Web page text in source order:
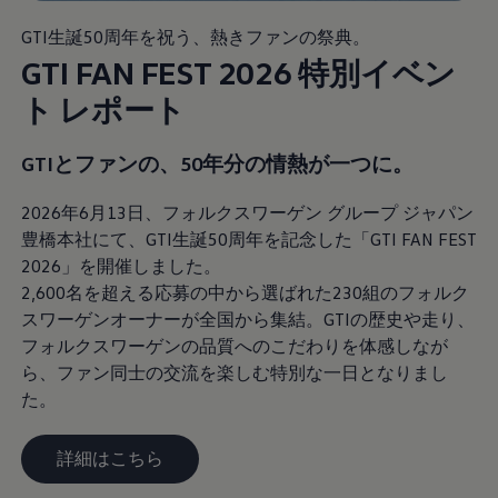
GTI生誕50周年を祝う、熱きファンの祭典。
GTI FAN FEST 2026 特別イベン
ト レポート
GTIとファンの、50年分の情熱が一つに​。
2026年6月13日、フォルクスワーゲン グループ ジャパン
豊橋本社にて、GTI生誕50周年を記念した「GTI FAN FEST
2026」を開催しました。
2,600名を超える応募の中から選ばれた230組のフォルク
スワーゲンオーナーが全国から集結。GTIの歴史や走り、
フォルクスワーゲンの品質へのこだわりを体感しなが
ら、ファン同士の交流を楽しむ特別な一日となりまし
た。
詳細はこちら